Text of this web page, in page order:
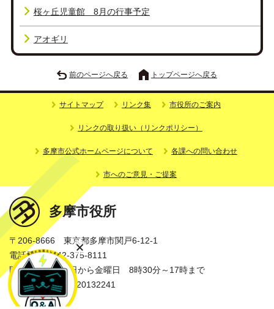
桜ヶ丘児童館 8月の行事予定
アオギリ
前のページへ戻る トップページへ戻る
サイトマップ リンク集 市役所のご案内
リンクの取り扱い（リンクポリシー）
多摩市公式ホームページについて 各課への問い合わせ
市へのご意見・ご提案
多摩市役所
〒206-8666 東京都多摩市関戸6-12-1
電話番号：042-375-8111
開庁時間：月曜日から金曜日 8時30分～17時まで
法人番号：3000020132241